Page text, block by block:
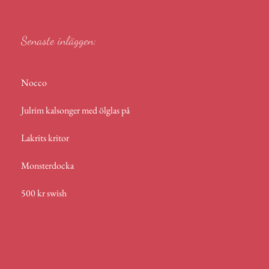
Senaste inläggen:
Nocco
Julrim kalsonger med ölglas på
Lakrits kritor
Monsterdocka
500 kr swish